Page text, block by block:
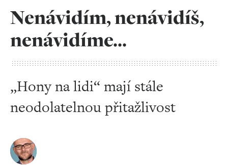
Nenávidím, nenávidíš,
nenávidíme...
„Hony na lidi“ mají stále
neodolatelnou přitažlivost